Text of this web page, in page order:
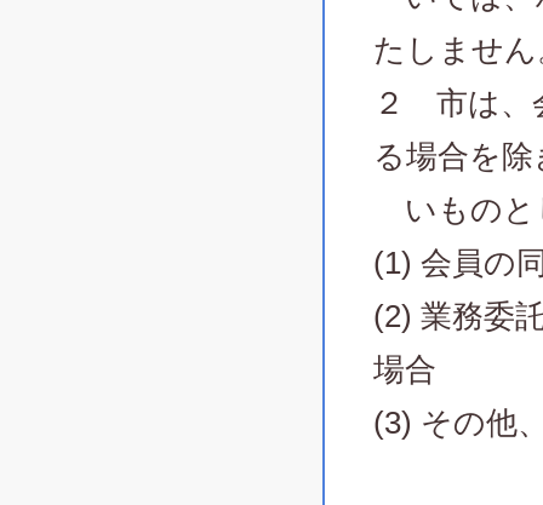
たしませ
２ 市は、
る場合を
いものと
(1) 会員の
(2) 業務委
場合
(3) その他